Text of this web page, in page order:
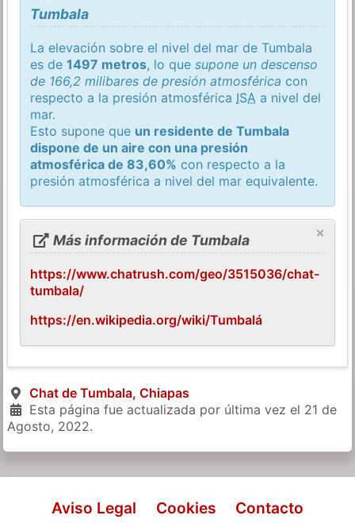
Tumbala
La elevación sobre el nivel del mar de Tumbala
es de1497 metros, lo quesupone un descenso
de 166,2 milibares de presión atmosférica con
respecto a la presión atmosférica ISA a nivel del
mar.
Esto supone que un residente de Tumbala
dispone de un aire con una presión
atmosférica de 83,60% con respecto a la
presión atmosférica a nivel del mar equivalente.
×
Más información de Tumbala
https://www.chatrush.com/geo/3515036/chat-
tumbala/
https://en.wikipedia.org/wiki/Tumbalá
Chat de Tumbala, Chiapas
Esta página fue actualizada por última vez el 21 de
Agosto, 2022.
Aviso Legal Cookies Contacto